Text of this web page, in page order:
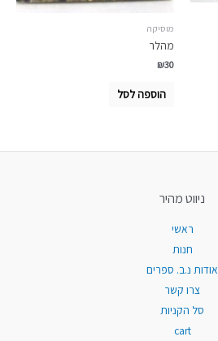
מוסיקה
מהלר
₪30
הוספה לסל
ניווט מהיר
ראשי
חנות
אודות נ.ב. ספרים
צרו קשר
סל הקניות
cart